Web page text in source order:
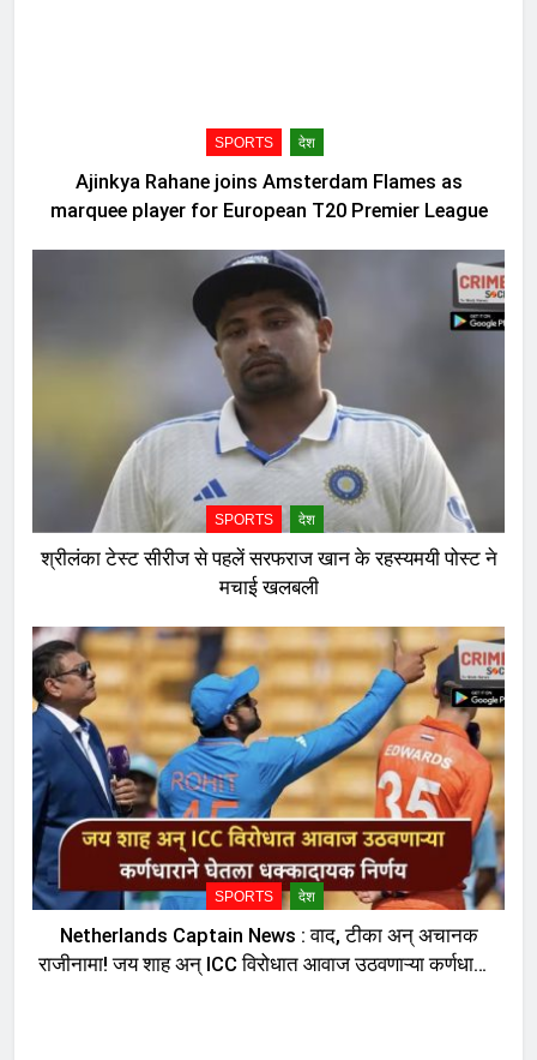
SPORTS देश
Ajinkya Rahane joins Amsterdam Flames as
marquee player for European T20 Premier League
SPORTS देश
श्रीलंका टेस्ट सीरीज से पहलें सरफराज खान के रहस्यमयी पोस्ट ने
मचाई खलबली
SPORTS देश
Netherlands Captain News : वाद, टीका अन् अचानक
राजीनामा! जय शाह अन् ICC विरोधात आवाज उठवणाऱ्या कर्णधाराने